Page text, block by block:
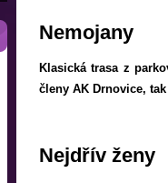
Nemojany
Klasická trasa z
členy AK Drnovice,
Nejdřív ženy